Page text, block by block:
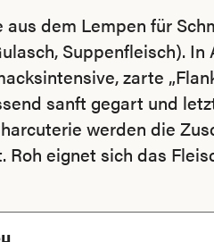
dem Lempen für
Suppenfleisch).
zarte
sanft gegart und
werden die
eignet sich das